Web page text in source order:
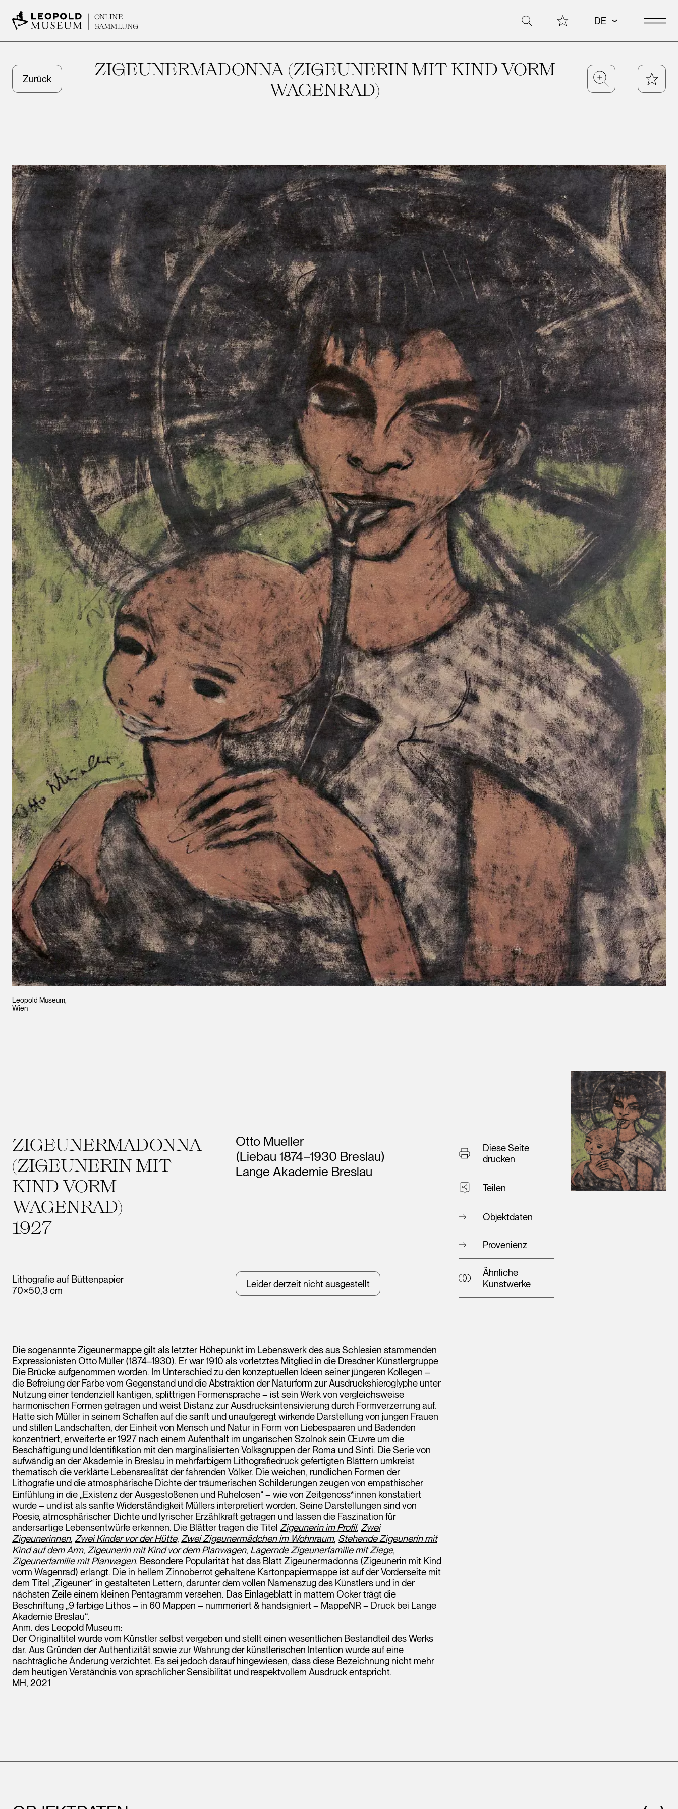
ONLINE
SAMMLUNG Suche Meine Sammlung
DE
Zurück
ZIGEUNERMADONNA (ZIGEUNERIN MIT KIND VORM
WAGENRAD)
Zoom Star
Leopold Museum,
Wien
ZIGEUNERMADONNA
(ZIGEUNERIN MIT
KIND VORM
WAGENRAD)
1927
Lithografie auf Büttenpapier
70×50,3 cm
Künstler*innen
Otto Mueller
(Liebau 1874–1930 Breslau)
Lange Akademie Breslau
Leider derzeit nicht ausgestellt
Diese Seite
drucken
Teilen
Objektdaten
Provenienz
Ähnliche
Kunstwerke
Die sogenannte Zigeunermappe gilt als letzter Höhepunkt im Lebenswerk des aus Schlesien stammenden
Expressionisten Otto Müller (1874–1930). Er war 1910 als vorletztes Mitglied in die Dresdner Künstlergruppe
Die Brücke aufgenommen worden. Im Unterschied zu den konzeptuellen Ideen seiner jüngeren Kollegen –
die Befreiung der Farbe vom Gegenstand und die Abstraktion der Naturform zur Ausdruckshieroglyphe unter
Nutzung einer tendenziell kantigen, splittrigen Formensprache – ist sein Werk von vergleichsweise
harmonischen Formen getragen und weist Distanz zur Ausdrucksintensivierung durch Formverzerrung auf.
Hatte sich Müller in seinem Schaffen auf die sanft und unaufgeregt wirkende Darstellung von jungen Frauen
und stillen Landschaften, der Einheit von Mensch und Natur in Form von Liebespaaren und Badenden
konzentriert, erweiterte er 1927 nach einem Aufenthalt im ungarischen Szolnok sein Œuvre um die
Beschäftigung und Identifikation mit den marginalisierten Volksgruppen der Roma und Sinti. Die Serie von
aufwändig an der Akademie in Breslau in mehrfarbigem Lithografiedruck gefertigten Blättern umkreist
thematisch die verklärte Lebensrealität der fahrenden Völker. Die weichen, rundlichen Formen der
Lithografie und die atmosphärische Dichte der träumerischen Schilderungen zeugen von empathischer
Einfühlung in die „Existenz der Ausgestoßenen und Ruhelosen“ – wie von Zeitgenoss*innen konstatiert
wurde – und ist als sanfte Widerständigkeit Müllers interpretiert worden. Seine Darstellungen sind von
Poesie, atmosphärischer Dichte und lyrischer Erzählkraft getragen und lassen die Faszination für
andersartige Lebensentwürfe erkennen. Die Blätter tragen die Titel Zigeunerin im Profil, Zwei
Zigeunerinnen, Zwei Kinder vor der Hütte, Zwei Zigeunermädchen im Wohnraum, Stehende Zigeunerin mit
Kind auf dem Arm, Zigeunerin mit Kind vor dem Planwagen, Lagernde Zigeunerfamilie mit Ziege,
Zigeunerfamilie mit Planwagen. Besondere Popularität hat das Blatt Zigeunermadonna (Zigeunerin mit Kind
vorm Wagenrad) erlangt. Die in hellem Zinnoberrot gehaltene Kartonpapiermappe ist auf der Vorderseite mit
dem Titel „Zigeuner“ in gestalteten Lettern, darunter dem vollen Namenszug des Künstlers und in der
nächsten Zeile einem kleinen Pentagramm versehen. Das Einlageblatt in mattem Ocker trägt die
Beschriftung „9 farbige Lithos – in 60 Mappen – nummeriert & handsigniert – MappeNR – Druck bei Lange
Akademie Breslau“.
Anm. des Leopold Museum:
Der Originaltitel wurde vom Künstler selbst vergeben und stellt einen wesentlichen Bestandteil des Werks
dar. Aus Gründen der Authentizität sowie zur Wahrung der künstlerischen Intention wurde auf eine
nachträgliche Änderung verzichtet. Es sei jedoch darauf hingewiesen, dass diese Bezeichnung nicht mehr
dem heutigen Verständnis von sprachlicher Sensibilität und respektvollem Ausdruck entspricht.
MH, 2021